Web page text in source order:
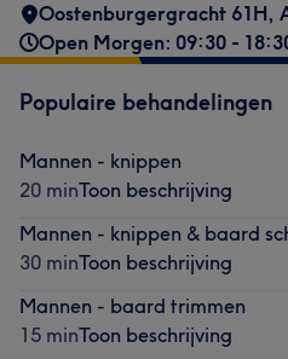
Oostenburgergracht 61H,
Open Morgen: 09:30 -
Populaire behandelingen
Mannen - knippen
20 minToon beschrijving
Mannen - knippen & baard
30 minToon beschrijving
Mannen - baard trimmen
15 minToon beschrijving